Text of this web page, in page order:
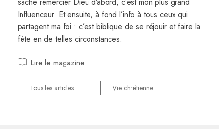
Influenceur. Et ensuite, à fond l’info à tous ceux qui
partagent ma foi : c’est biblique de se réjouir et faire la
fête en de telles circonstances.
Lire le magazine
Tous les articles Vie chrétienne